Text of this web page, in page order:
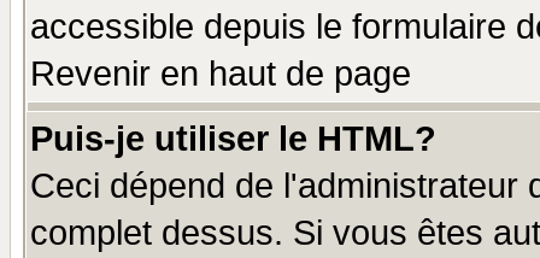
accessible depuis le formulaire
Revenir en haut de page
Puis-je utiliser le HTML?
Ceci dépend de l'administrateur
complet dessus. Si vous êtes